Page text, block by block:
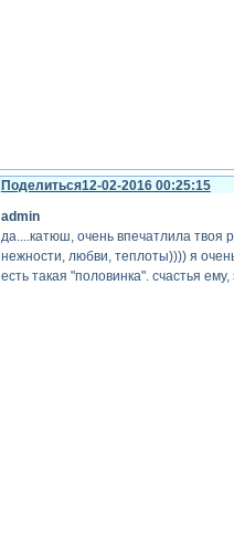
Поделиться12-02-2016 00:25:15
admin
да....катюш, очень впечатлила твоя
нежности, любви, теплоты)))) я
есть такая "половинка". счастья